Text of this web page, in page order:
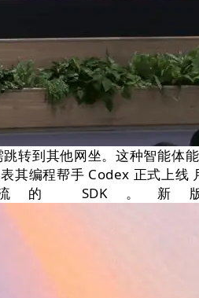
转到其他网坐。这种智能体
编程帮手 Codex 正式上线
的 SDK。新